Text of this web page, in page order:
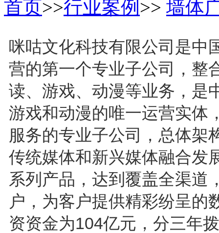
首页>>行业案例 >> 墙体
咪咕文化科技有限公司是中
营的第一个专业子公司，整
读、游戏、动漫等业务，是
游戏和动漫的唯一运营实体
服务的专业子公司，总体架
传统媒体和新兴媒体融合发
系列产品，达到覆盖全渠道
户，为客户提供精彩纷呈的
资资金为104亿元，分三年